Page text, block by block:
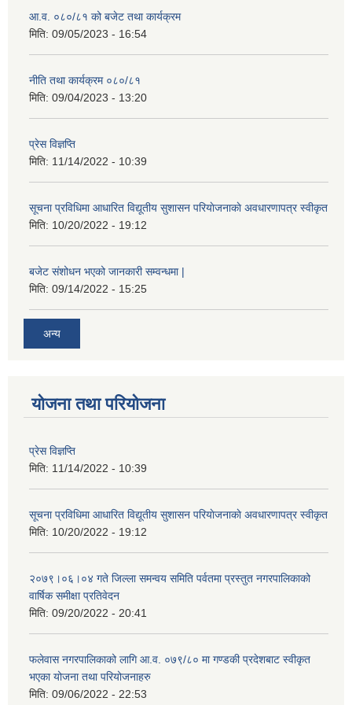
आ.व. ०८०/८१ को बजेट तथा कार्यक्रम
मिति: 09/05/2023 - 16:54
नीति तथा कार्यक्रम ०८०/८१
मिति: 09/04/2023 - 13:20
प्रेस विज्ञप्ति
मिति: 11/14/2022 - 10:39
सूचना प्रविधिमा आधारित विद्यूतीय सुशासन परियाेजनाकाे अवधारणापत्र स्वीकृत
मिति: 10/20/2022 - 19:12
बजेट संशोधन भएको जानकारी सम्वन्धमा |
मिति: 09/14/2022 - 15:25
अन्य
योजना तथा परियोजना
प्रेस विज्ञप्ति
मिति: 11/14/2022 - 10:39
सूचना प्रविधिमा आधारित विद्यूतीय सुशासन परियाेजनाकाे अवधारणापत्र स्वीकृत
मिति: 10/20/2022 - 19:12
२०७९।०६।०४ गते जिल्ला समन्वय समिति पर्वतमा प्रस्तुत नगरपालिकाको
वार्षिक समीक्षा प्रतिवेदन
मिति: 09/20/2022 - 20:41
फलेवास नगरपालिकाको लागि आ.व. ०७९/८० मा गण्डकी प्रदेशबाट स्वीकृत
भएका योजना तथा परियोजनाहरु
मिति: 09/06/2022 - 22:53